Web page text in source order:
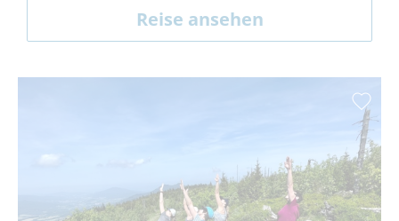
Reise ansehen